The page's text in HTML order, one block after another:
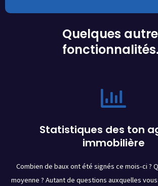
Quelques
Statistiques des ton
immobilière
Combien de baux ont été signés ce mois-ci ?
moyenne ? Autant de questions auxquelles